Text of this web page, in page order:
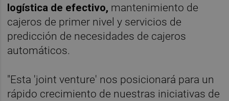
logística de efectivo, mantenimiento de
cajeros de primer nivel y servicios de
predicción de necesidades de cajeros
automáticos.
"Esta 'joint venture' nos posicionará para un
rápido crecimiento de nuestras iniciativas de